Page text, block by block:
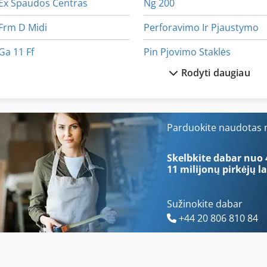
Spaudos Centras
D Midi
11 Ff
Kaip Susisiekti Su Mašina
Kaip Susisiekti Su Ratukais
Ng 200
Perforavimo Ir Pjaustymo
Pin Pjovimo Staklės
Profiliuotas 140 Suvirintojas
Ro Pjovimo Staklės
Rodyti daugiau
Parduokite naudotas
Skelbkite dabar nuo
11 milijonų pirkėjų
Sužinokite dabar
+44 20 806 810 84